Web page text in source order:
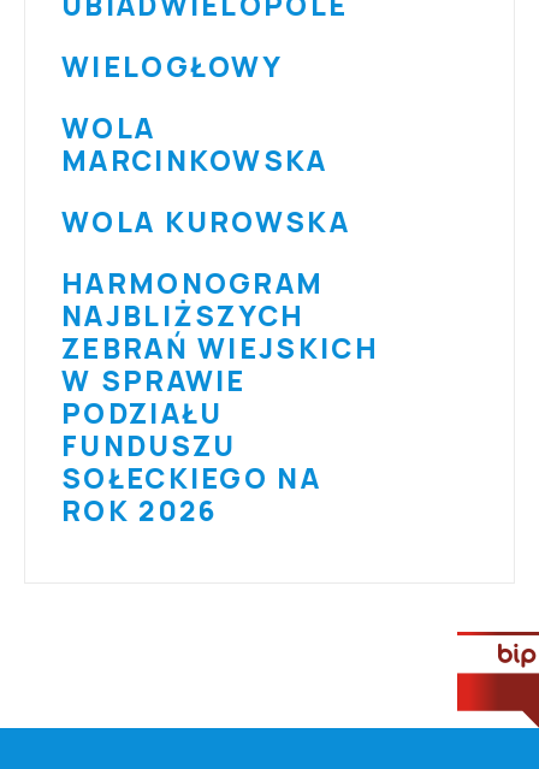
WIELOGŁOWY
WOLA
MARCINKOWSKA
WOLA KUROWSKA
HARMONOGRAM
NAJBLIŻSZYCH
ZEBRAŃ WIEJSKICH
W SPRAWIE
PODZIAŁU
FUNDUSZU
SOŁECKIEGO NA
ROK 2026